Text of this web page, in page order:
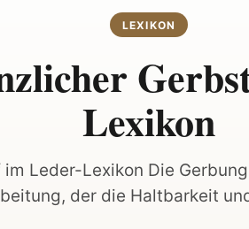
LEXIKON
Lexikon
Leder-Lexikon Die
der die Haltbarkeit